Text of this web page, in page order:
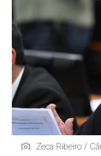
Zeca Ribeiro /